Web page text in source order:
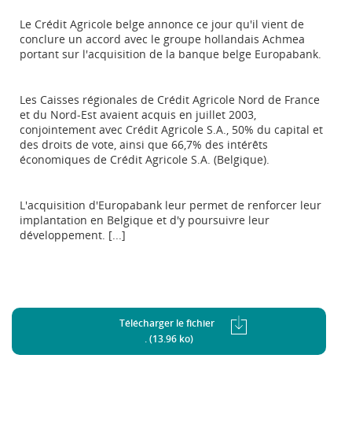
Le Crédit Agricole belge annonce ce jour qu'il vient de
conclure un accord avec le groupe hollandais Achmea
portant sur l'acquisition de la banque belge Europabank.
Les Caisses régionales de Crédit Agricole Nord de France
et du Nord-Est avaient acquis en juillet 2003,
conjointement avec Crédit Agricole S.A., 50% du capital et
des droits de vote, ainsi que 66,7% des intérêts
économiques de Crédit Agricole S.A. (Belgique).
L'acquisition d'Europabank leur permet de renforcer leur
implantation en Belgique et d'y poursuivre leur
développement. [...]
Télécharger le fichier
. (13.96 ko)